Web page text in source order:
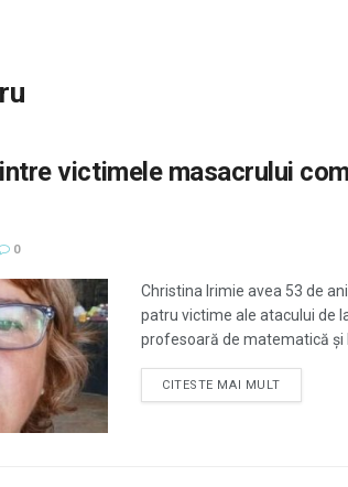
victimele masacrului
0
Christina Irimie avea 53 de
patru victime ale atacului de
profesoară de matematică și
CITESTE MAI MULT